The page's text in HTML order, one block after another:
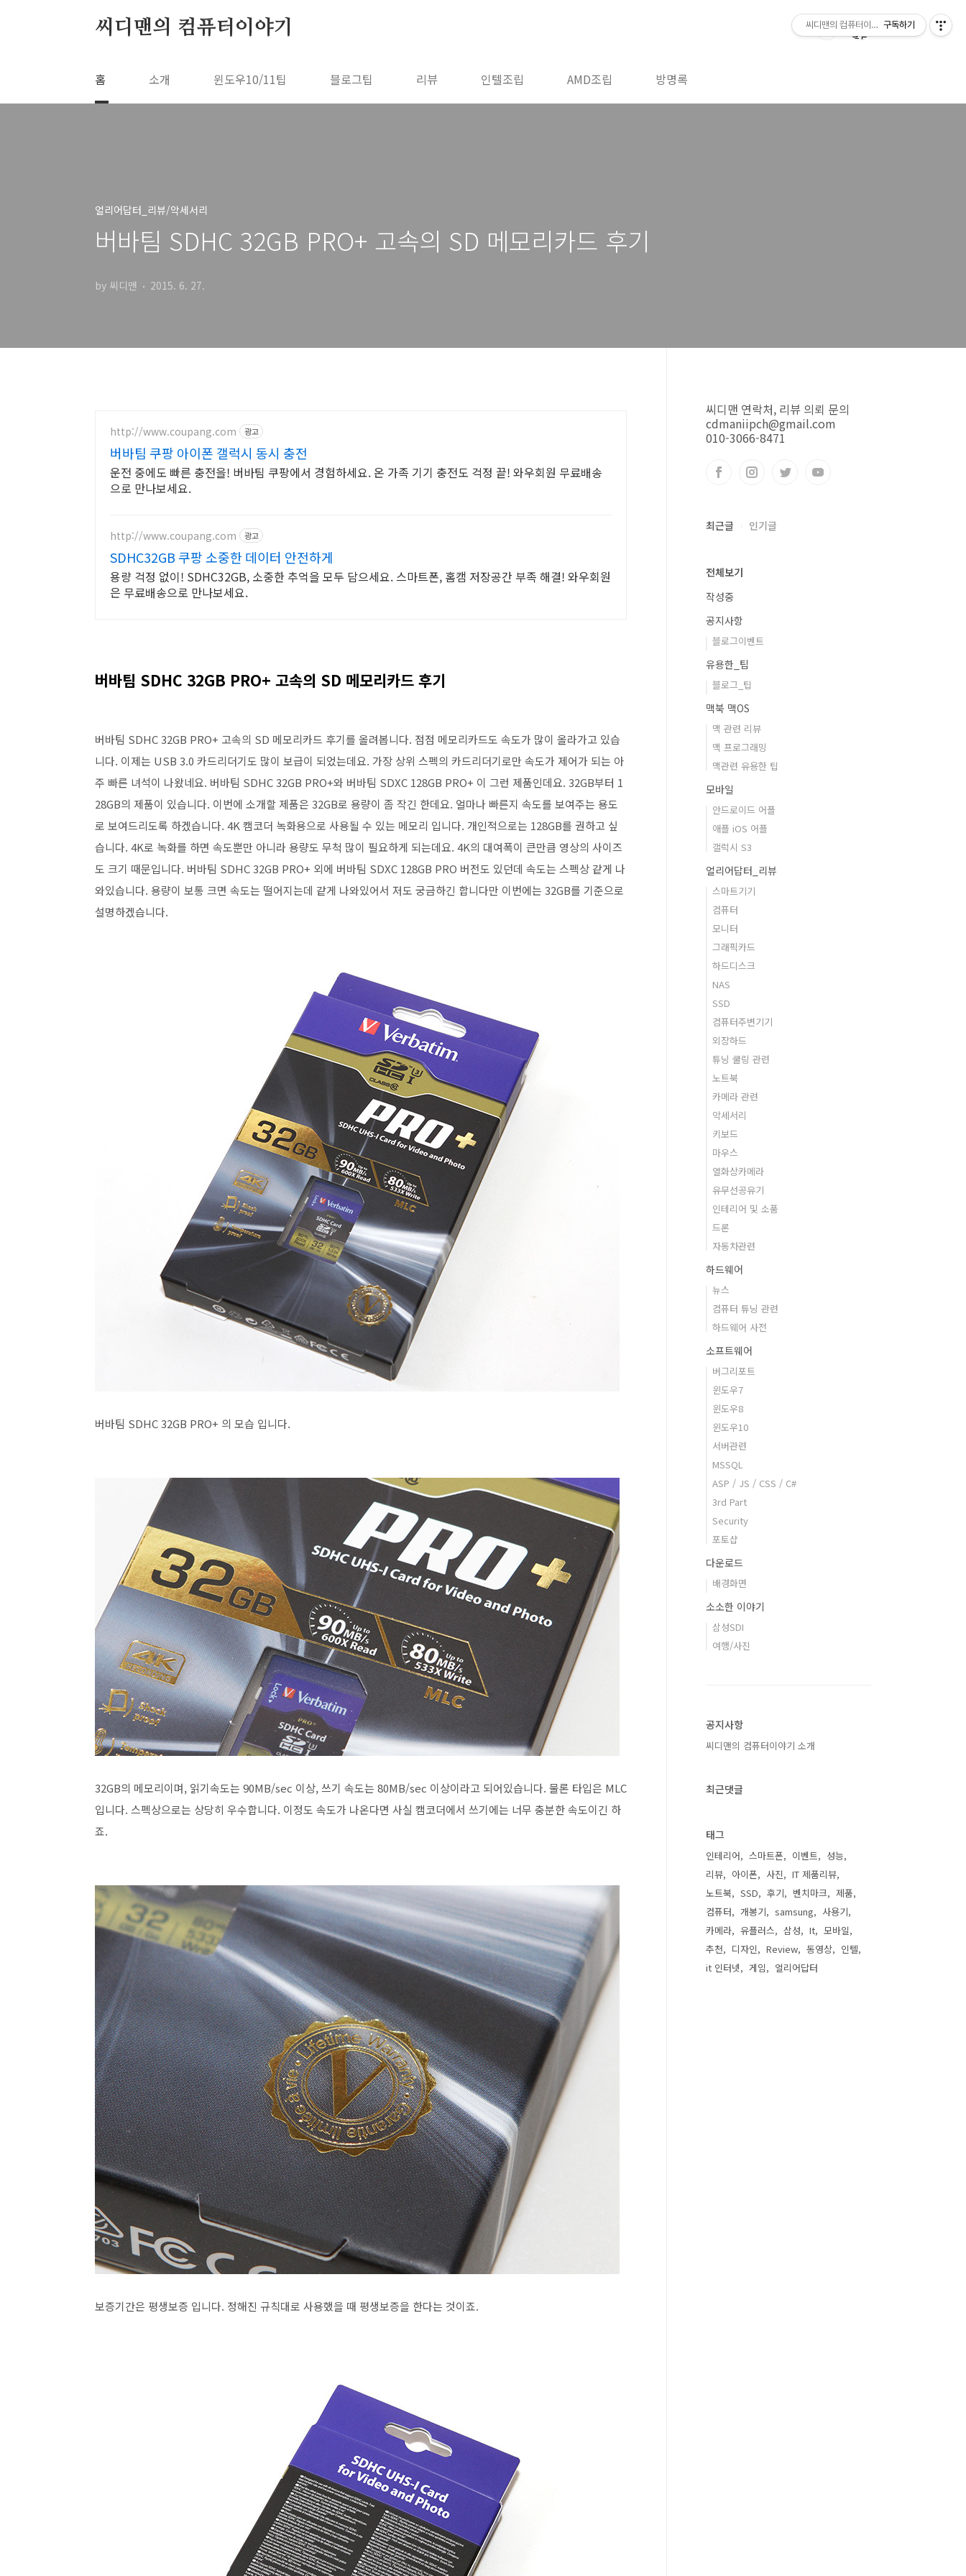
씨디맨의 컴퓨터이야기
홈 소개 윈도우10/11팁 블로그팁 리뷰 인텔조립 AMD조립 방명록
얼리어답터_리뷰/악세서리
버바팀 SDHC 32GB PRO+ 고속의 SD 메모리카드 후기
by 씨디맨 2015. 6. 27.
http://www.coupang.com 광고
버바팀 쿠팡 아이폰 갤럭시 동시 충전
운전 중에도 빠른 충전을! 버바팀 쿠팡에서 경험하세요. 온 가족 기기 충전도 걱정 끝! 와우회원 무료배송
으로 만나보세요.
http://www.coupang.com 광고
SDHC32GB 쿠팡 소중한 데이터 안전하게
용량 걱정 없이! SDHC32GB, 소중한 추억을 모두 담으세요. 스마트폰, 홈캠 저장공간 부족 해결! 와우회원
은 무료배송으로 만나보세요.
버바팀 SDHC 32GB PRO+ 고속의 SD 메모리카드 후기
버바팀 SDHC 32GB PRO+ 고속의 SD 메모리카드 후기를 올려봅니다. 점점 메모리카드도 속도가 많이 올라가고 있습
니다. 이제는 USB 3.0 카드리더기도 많이 보급이 되었는데요. 가장 상위 스펙의 카드리더기로만 속도가 제어가 되는 아
주 빠른 녀석이 나왔네요. 버바팀 SDHC 32GB PRO+와 버바팀 SDXC 128GB PRO+ 이 그런 제품인데요. 32GB부터 1
28GB의 제품이 있습니다. 이번에 소개할 제품은 32GB로 용량이 좀 작긴 한데요. 얼마나 빠른지 속도를 보여주는 용도
로 보여드리도록 하겠습니다. 4K 캠코더 녹화용으로 사용될 수 있는 메모리 입니다. 개인적으로는 128GB를 권하고 싶
습니다. 4K로 녹화를 하면 속도뿐만 아니라 용량도 무척 많이 필요하게 되는데요. 4K의 대여폭이 큰만큼 영상의 사이즈
도 크기 때문입니다. 버바팀 SDHC 32GB PRO+ 외에 버바팀 SDXC 128GB PRO 버전도 있던데 속도는 스펙상 같게 나
와있습니다. 용량이 보통 크면 속도는 떨어지는데 같게 나와있어서 저도 궁금하긴 합니다만 이번에는 32GB를 기준으로
설명하겠습니다.
버바팀 SDHC 32GB PRO+ 의 모습 입니다.
32GB의 메모리이며, 읽기속도는 90MB/sec 이상, 쓰기 속도는 80MB/sec 이상이라고 되어있습니다. 물론 타입은 MLC
입니다. 스펙상으로는 상당히 우수합니다. 이정도 속도가 나온다면 사실 캠코더에서 쓰기에는 너무 충분한 속도이긴 하
죠.
보증기간은 평생보증 입니다. 정해진 규칙대로 사용했을 때 평생보증을 한다는 것이죠.
씨디맨 연락처, 리뷰 의뢰 문의
cdmaniipch@gmail.com
010-3066-8471
최근글 인기글
전체보기
작성중
공지사항
블로그이벤트
유용한_팁
블로그_팁
맥북 맥OS
맥 관련 리뷰
맥 프로그래밍
맥관련 유용한 팁
모바일
안드로이드 어플
애플 iOS 어플
갤럭시 S3
얼리어답터_리뷰
스마트기기
컴퓨터
모니터
그래픽카드
하드디스크
NAS
SSD
컴퓨터주변기기
외장하드
튜닝 쿨링 관련
노트북
카메라 관련
악세서리
키보드
마우스
열화상카메라
유무선공유기
인테리어 및 소품
드론
자동차관련
하드웨어
뉴스
컴퓨터 튜닝 관련
하드웨어 사전
소프트웨어
버그리포트
윈도우7
윈도우8
윈도우10
서버관련
MSSQL
ASP / JS / CSS / C#
3rd Part
Security
포토샵
다운로드
배경화면
소소한 이야기
삼성SDI
여행/사진
공지사항
씨디맨의 컴퓨터이야기 소개
최근댓글
태그
인테리어 스마트폰 이벤트
성능
리뷰
아이폰 사진
IT 제품리뷰
노트북
SSD 후기 벤치마크
제품
컴퓨터
개봉기 samsung
사용기
카메라
유플러스 삼성 It
모바일
추천
디자인 Review 동영상
인텔
it 인터넷
게임 얼리어답터
씨디맨의 컴퓨터이야기구독하기